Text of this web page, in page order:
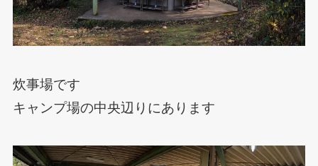
炊事場です
キャンプ場の中央辺りにあります